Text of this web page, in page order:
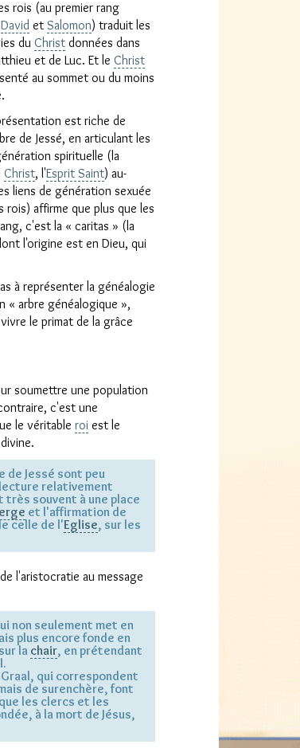
rois (au premier rang
David et Salomon) traduit les
du Christ données dans
et de Luc. Et le Christ
au sommet ou du moins
est riche de
de Jessé, en articulant les
spirituelle (la
Christ, l'Esprit Saint) au-
liens de génération sexuée
rois) affirme que plus que les
c'est la « caritas » (la
l'origine est en Dieu, qui
à représenter la généalogie
« arbre généalogique »,
le primat de la grâce
soumettre une population
c'est une
le véritable roi est le
Jessé sont peu
relativement
souvent à une place
et l'affirmation de
celle de l'Eglise, sur les
l'aristocratie au message
non seulement met en
plus encore fonde en
la chair, en prétendant
qui correspondent
de surenchère, font
les clercs et les
à la mort de Jésus,